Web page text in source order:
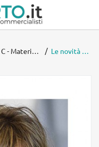
C - Materie economico-aziendali Le novità per rendicontare gli ESG